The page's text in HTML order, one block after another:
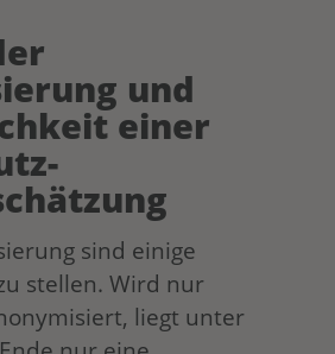
und
einer
sind einige
stellen. Wird nur
liegt unter